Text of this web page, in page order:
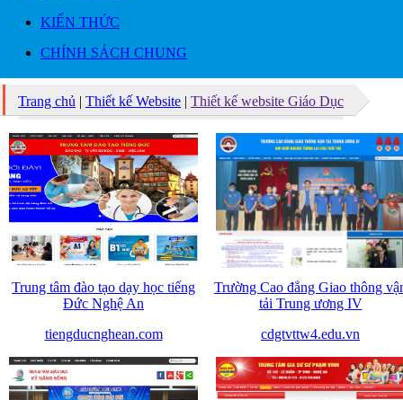
KIẾN THỨC
CHÍNH SÁCH CHUNG
Trang chủ | Thiết kế Website | Thiết kế website Giáo Dục
Trung tâm đào tạo dạy học tiếng
Đức Nghệ An
tiengducnghean.com
Trường Cao đẳng Giao thông
tải Trung ương IV
cdgtvttw4.edu.vn